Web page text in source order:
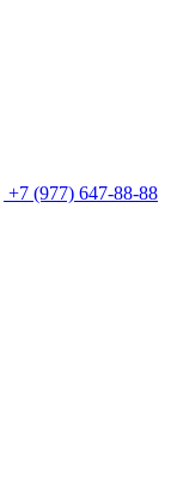
+7 (977) 647-88-88